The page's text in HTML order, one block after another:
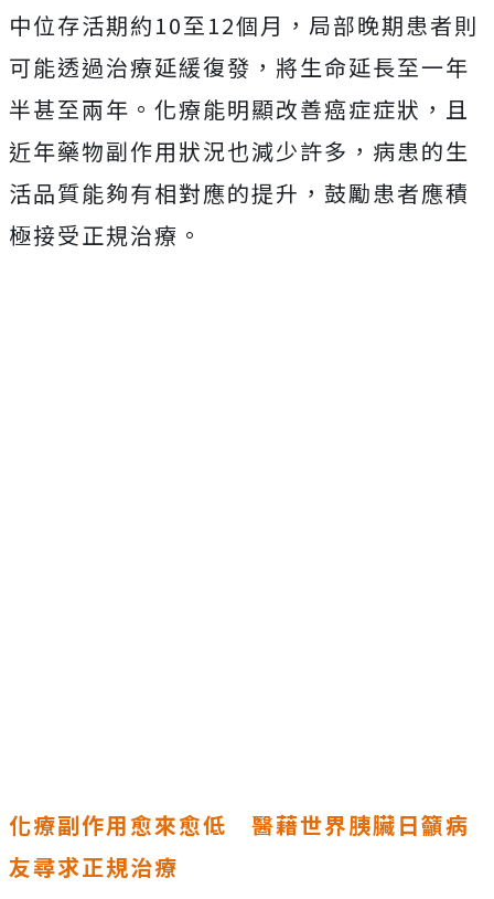
中位存活期約10至12個月，局部晚期患者則
可能透過治療延緩復發，將生命延長至一年
半甚至兩年。化療能明顯改善癌症症狀，且
近年藥物副作用狀況也減少許多，病患的生
活品質能夠有相對應的提升，鼓勵患者應積
極接受正規治療。
化療副作用愈來愈低 醫藉世界胰臟日籲病
友尋求正規治療